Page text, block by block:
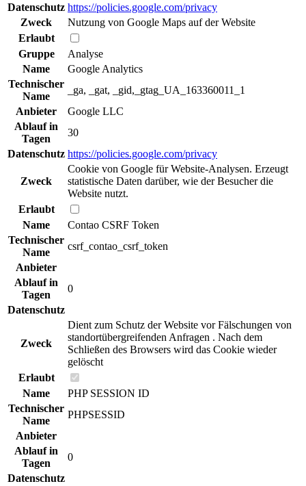
Datenschutz https://policies.google.com/privacy
Zweck
Nutzung von Google Maps auf der Website
Erlaubt
Gruppe
Analyse
Name
Google Analytics
Technischer
Name
_ga, _gat, _gid,_gtag_UA_163360011_1
Anbieter
Google LLC
Ablauf in
Tagen
30
Datenschutz https://policies.google.com/privacy
Zweck
Cookie von Google für Website-Analysen. Erzeugt
statistische Daten darüber, wie der Besucher die
Website nutzt.
Erlaubt
Name
Contao CSRF Token
Technischer
Name
csrf_contao_csrf_token
Anbieter
Ablauf in
Tagen
0
Datenschutz
Zweck
Dient zum Schutz der Website vor Fälschungen von
standortübergreifenden Anfragen . Nach dem
Schließen des Browsers wird das Cookie wieder
gelöscht
Erlaubt
Name
PHP SESSION ID
Technischer
Name
PHPSESSID
Anbieter
Ablauf in
Tagen
0
Datenschutz